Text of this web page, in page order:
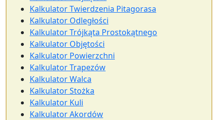
Kalkulator Twierdzenia Pitagorasa
Kalkulator Odległości
Kalkulator Trójkąta Prostokątnego
Kalkulator Objętości
Kalkulator Powierzchni
Kalkulator Trapezów
Kalkulator Walca
Kalkulator Stożka
Kalkulator Kuli
Kalkulator Akordów